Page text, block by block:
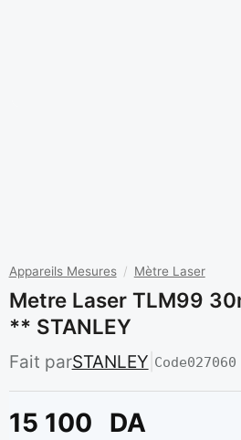
Appareils Mesures / Mètre Laser
Metre Laser TLM99
** STANLEY
Fait parSTANLEY Code027060
15 100 DA